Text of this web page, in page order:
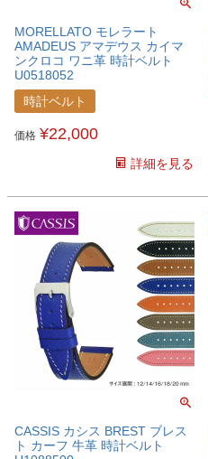
MORELLATO モレラート
AMADEUS アマデウス カイマ
ンクロコ ワニ革 時計ベルト
U0518052
時計ベルト
価格 ¥22,000
詳細を見る
CASSIS カシス BREST ブレス
ト カーフ 牛革 時計ベルト